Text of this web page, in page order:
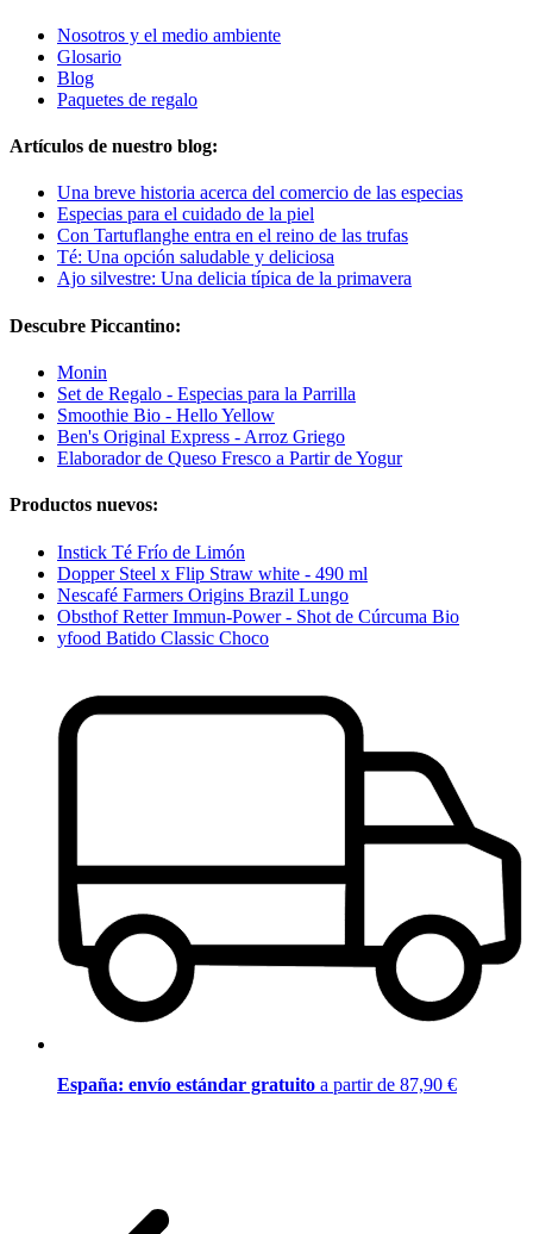
Nosotros y el medio ambiente
Glosario
Blog
Paquetes de regalo
Artículos de nuestro blog:
Una breve historia acerca del comercio de las especias
Especias para el cuidado de la piel
Con Tartuflanghe entra en el reino de las trufas
Té: Una opción saludable y deliciosa
Ajo silvestre: Una delicia típica de la primavera
Descubre Piccantino:
Monin
Set de Regalo - Especias para la Parrilla
Smoothie Bio - Hello Yellow
Ben's Original Express - Arroz Griego
Elaborador de Queso Fresco a Partir de Yogur
Productos nuevos:
Instick Té Frío de Limón
Dopper Steel x Flip Straw white - 490 ml
Nescafé Farmers Origins Brazil Lungo
Obsthof Retter Immun-Power - Shot de Cúrcuma Bio
yfood Batido Classic Choco
España: envío estándar gratuito a partir de 87,90 €